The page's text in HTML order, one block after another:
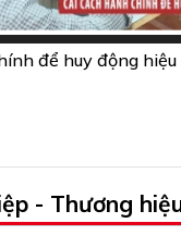
để huy động hiệu
- Thương